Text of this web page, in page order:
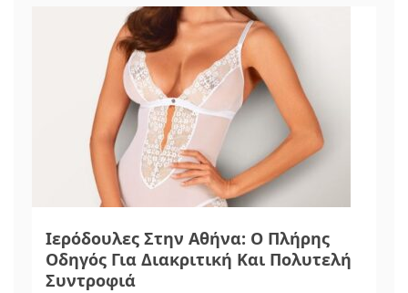
Ιερόδουλες Στην Αθήνα: Ο Πλήρης
Οδηγός Για Διακριτική Και Πολυτελή
Συντροφιά